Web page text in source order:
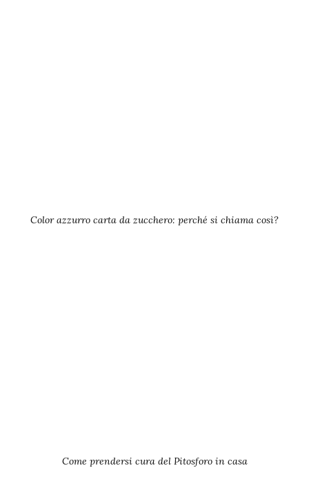
Color azzurro carta da zucchero: perché si chiama così?
Come prendersi cura del Pitosforo in casa